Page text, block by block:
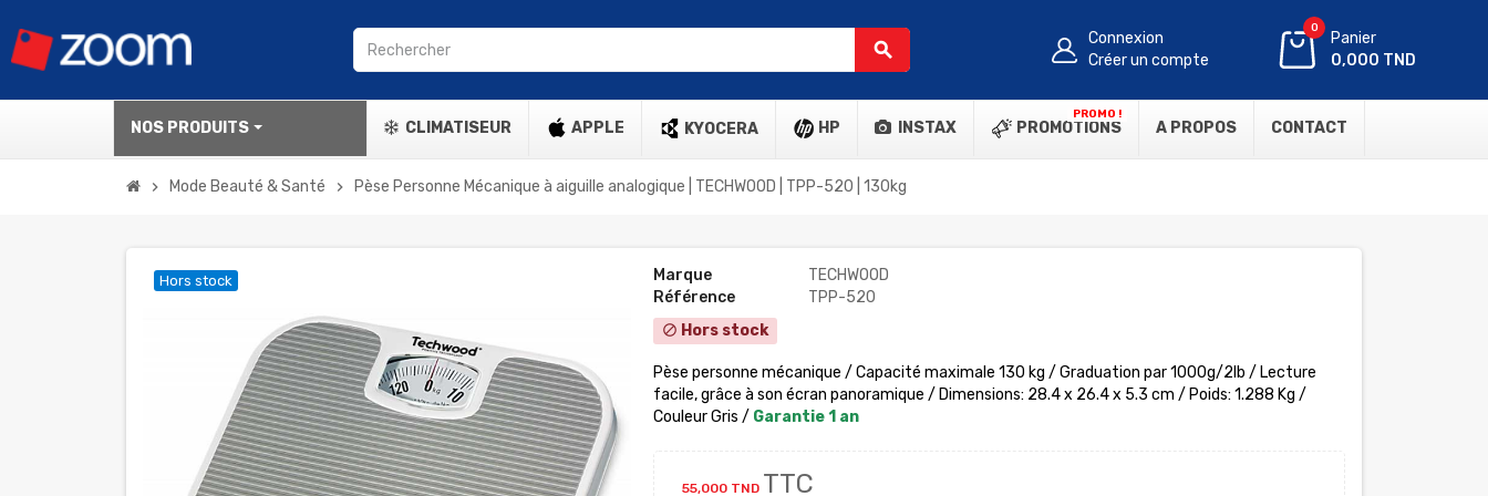
search
Connexion
Créer un compte
0
Panier
0,000 TND
NOS PRODUITS CLIMATISEUR APPLE KYOCERA HP INSTAX PROMOTIONS
PROMO !
A PROPOS CONTACT
chevron_right Mode Beauté & Santé chevron_right Pèse Personne Mécanique à aiguille analogique | TECHWOOD | TPP-520 | 130kg
Hors stock Marque
TECHWOOD
Référence
TPP-520
block Hors stock
Pèse personne mécanique / Capacité maximale 130 kg / Graduation par 1000g/2lb / Lecture
facile, grâce à son écran panoramique / Dimensions: 28.4 x 26.4 x 5.3 cm / Poids: 1.288 Kg /
Couleur Gris / Garantie 1 an
55,000 TND TTC